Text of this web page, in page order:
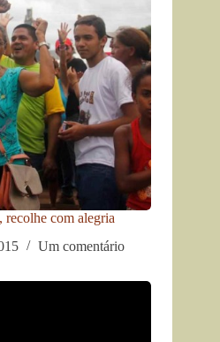
recolhe com alegria
Um comentário